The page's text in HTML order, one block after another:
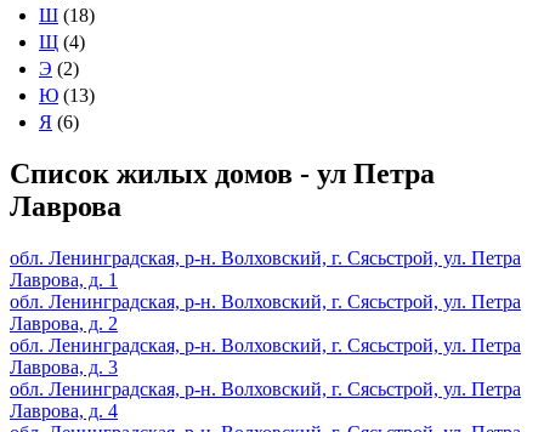
Ш (18)
Щ (4)
Э (2)
Ю (13)
Я (6)
Список жилых домов - ул Петра
Лаврова
обл. Ленинградская, р-н. Волховский, г. Сясьстрой, ул. Петра
Лаврова, д. 1
обл. Ленинградская, р-н. Волховский, г. Сясьстрой, ул. Петра
Лаврова, д. 2
обл. Ленинградская, р-н. Волховский, г. Сясьстрой, ул. Петра
Лаврова, д. 3
обл. Ленинградская, р-н. Волховский, г. Сясьстрой, ул. Петра
Лаврова, д. 4